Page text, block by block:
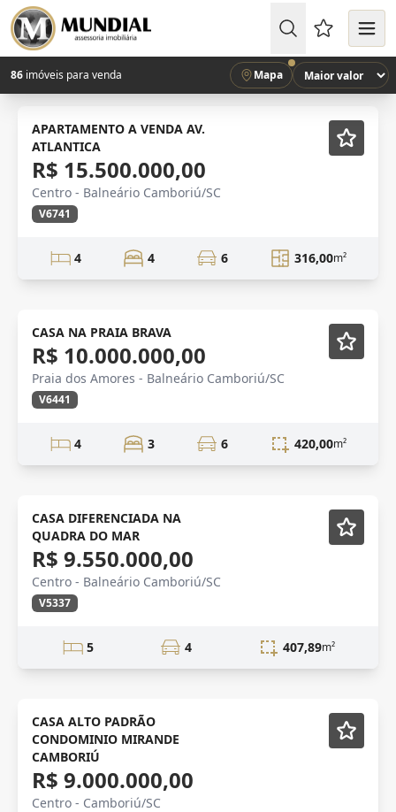
Favoritos
86 imóveis para venda Mapa
Mobiliado
APARTAMENTO A VENDA AV.
ATLANTICA
R$ 15.500.000,00
Centro - Balneário Camboriú/SC
V6741
4 4 6 316,00m²
Mobiliado
CASA NA PRAIA BRAVA
R$ 10.000.000,00
Praia dos Amores - Balneário Camboriú/SC
V6441
4 3 6 420,00m²
VENDA Semi-mobiliado
CASA DIFERENCIADA NA
QUADRA DO MAR
R$ 9.550.000,00
Centro - Balneário Camboriú/SC
V5337
5 4 407,89m²
NOVIDADE Mobiliado
CASA ALTO PADRÃO
CONDOMINIO MIRANDE
CAMBORIÚ
R$ 9.000.000,00
Centro - Camboriú/SC